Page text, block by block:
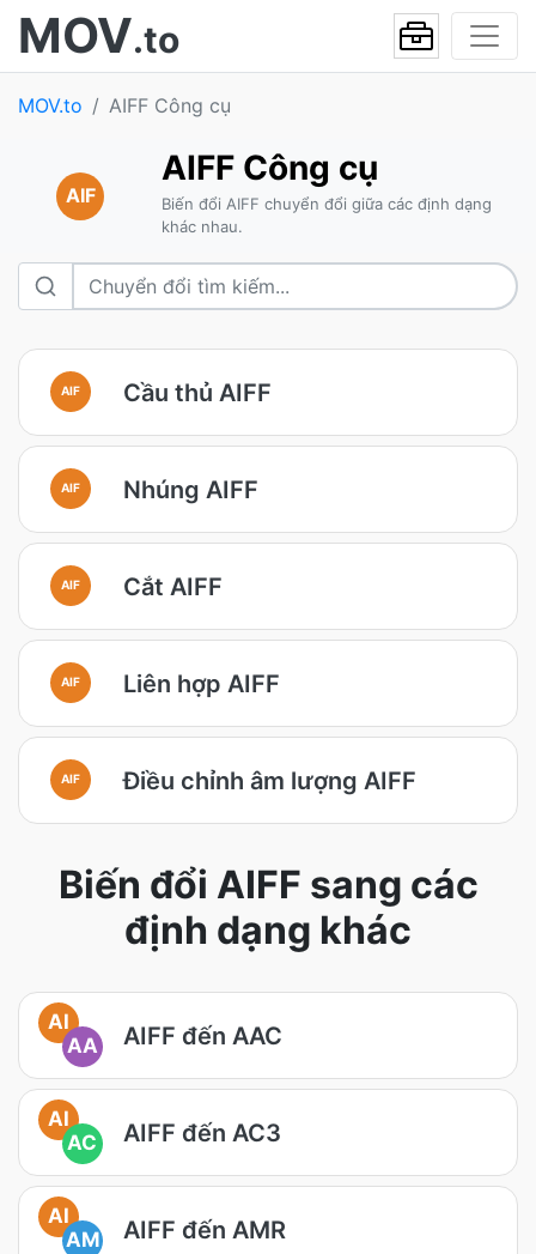
MOV.to
MOV.to AIFF Công cụ
AIF
AIFF Công cụ
Biến đổi AIFF chuyển đổi giữa các định dạng
khác nhau.
AIF Cầu thủ AIFF
AIF Nhúng AIFF
AIF Cắt AIFF
AIF Liên hợp AIFF
AIF Điều chỉnh âm lượng AIFF
Biến đổi AIFF sang các
định dạng khác
AI
AA
AIFF đến AAC
AI
AC
AIFF đến AC3
AI
AM
AIFF đến AMR